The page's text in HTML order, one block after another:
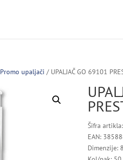
Promo upaljači / UPALJAČ GO 69101
Šifra
EAN:
Dimenzije: